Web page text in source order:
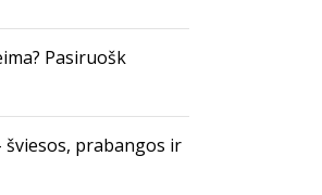
Pasiruošk
šviesos, prabangos ir